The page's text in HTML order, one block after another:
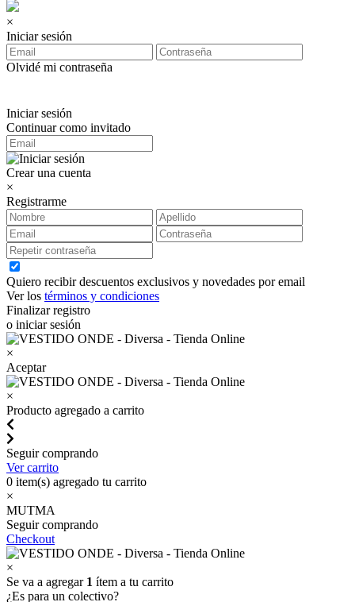
×
Iniciar sesión
Olvidé mi contraseña
Iniciar sesión
Continuar como invitado
Crear una cuenta
×
Registrarme
Quiero recibir descuentos exclusivos y novedades por email
Ver los términos y condiciones
Finalizar registro
o iniciar sesión
×
Aceptar
×
Producto agregado a carrito
Seguir comprando
Ver carrito
0 item(s) agregado tu carrito
×
MUTMA
Seguir comprando
Checkout
×
Se va a agregar 1 ítem a tu carrito
¿Es para un colectivo?